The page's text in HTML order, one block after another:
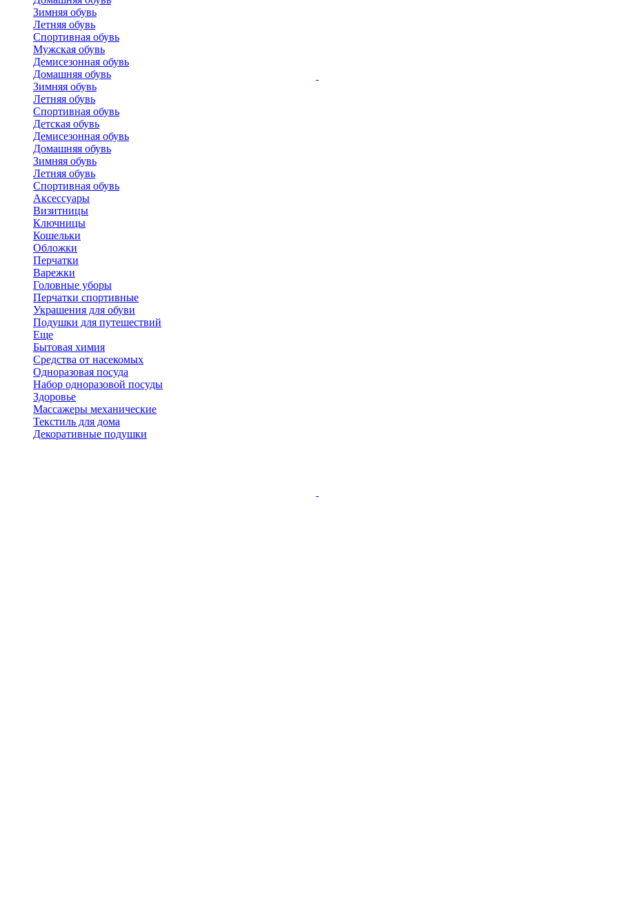
Зимняя обувь
Летняя обувь
Спортивная обувь
Мужская обувь
Демисезонная обувь
Домашняя обувь
Зимняя обувь
Летняя обувь
Спортивная обувь
Детская обувь
Демисезонная обувь
Домашняя обувь
Зимняя обувь
Летняя обувь
Спортивная обувь
Аксессуары
Визитницы
Ключницы
Кошельки
Обложки
Перчатки
Варежки
Головные уборы
Перчатки спортивные
Украшения для обуви
Подушки для путешествий
Еще
Бытовая химия
Средства от насекомых
Одноразовая посуда
Набор одноразовой посуды
Здоровье
Массажеры механические
Текстиль для дома
Декоративные подушки